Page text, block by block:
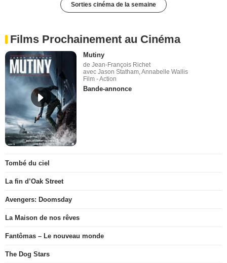
Sorties cinéma de la semaine
Films Prochainement au Cinéma
Mutiny
de Jean-François Richet
avec Jason Statham, Annabelle Wallis
Film - Action
Bande-annonce
Tombé du ciel
La fin d’Oak Street
Avengers: Doomsday
La Maison de nos rêves
Fantômas – Le nouveau monde
The Dog Stars